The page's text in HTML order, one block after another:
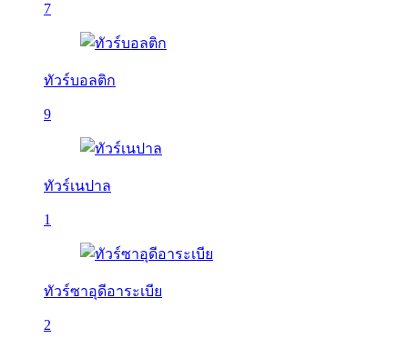
7
ทัวร์บอลติก
9
ทัวร์เนปาล
1
ทัวร์ซาอุดีอาระเบีย
2